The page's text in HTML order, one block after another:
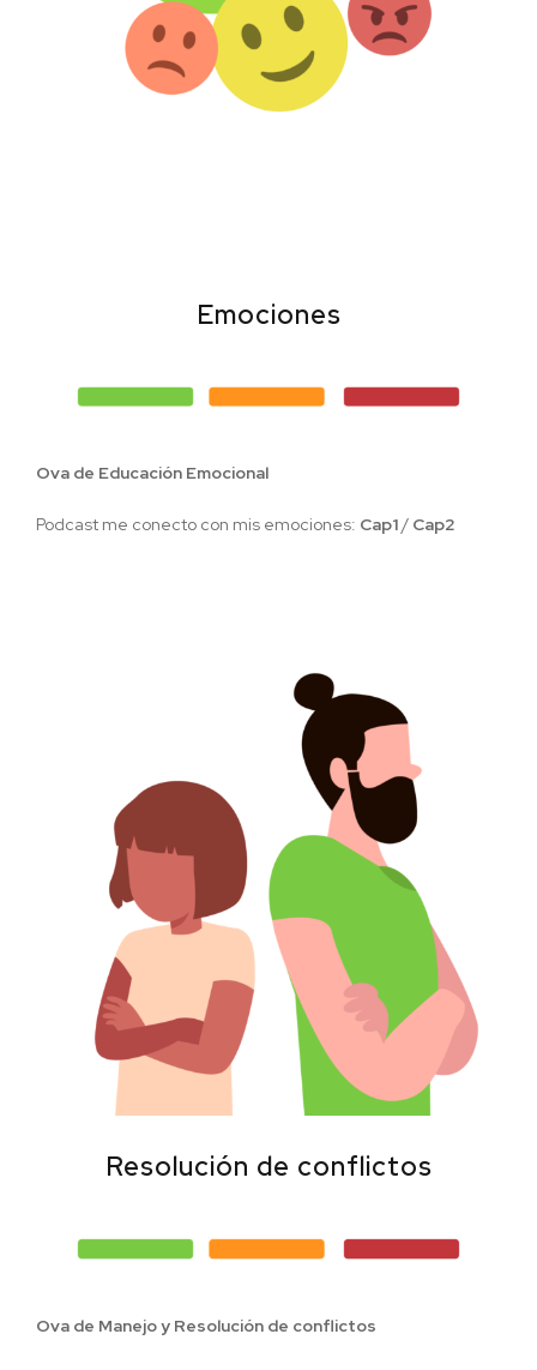
Emociones
Ova de Educación Emocional
Podcast me conecto con mis emociones: Cap1/ Cap2
Resolución de conflictos
Ova de Manejo y Resolución de conflictos